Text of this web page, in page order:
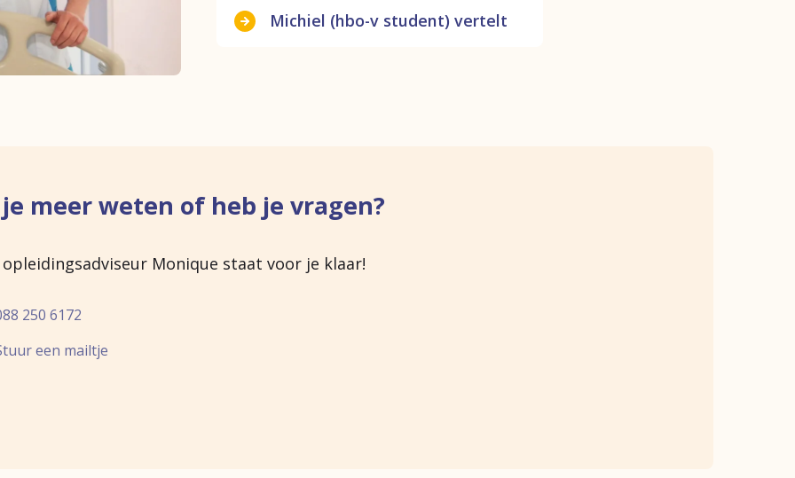
ben je breed inzetbaar als verpleegkundigeMichiel (hbo-v student) vertelt
meer weten of heb je vragen?
opleidingsadviseur Monique staat voor je klaar!
250 6172
een mailtje